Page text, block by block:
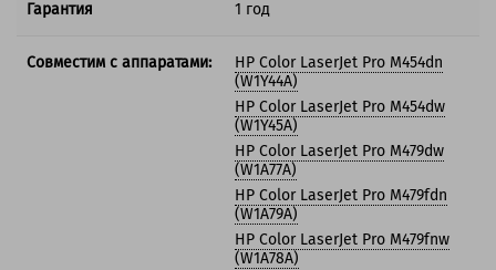
Гарантия 1 год
Совместим с аппаратами:
HP Color LaserJet Pro M454dn
(W1Y44A)
HP Color LaserJet Pro M454dw
(W1Y45A)
HP Color LaserJet Pro M479dw
(W1A77A)
HP Color LaserJet Pro M479fdn
(W1A79A)
HP Color LaserJet Pro M479fnw
(W1A78A)